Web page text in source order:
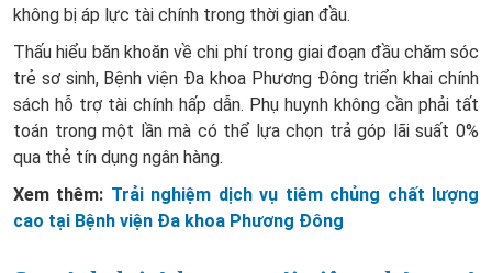
không bị áp lực tài chính trong thời gian đầu.
Thấu hiểu băn khoăn về chi phí trong giai đoạn đầu chăm sóc
trẻ sơ sinh, Bệnh viện Đa khoa Phương Đông triển khai chính
sách hỗ trợ tài chính hấp dẫn. Phụ huynh không cần phải tất
toán trong một lần mà có thể lựa chọn trả góp lãi suất 0%
qua thẻ tín dụng ngân hàng.
Xem thêm: Trải nghiệm dịch vụ tiêm chủng chất lượng
cao tại Bệnh viện Đa khoa Phương Đông